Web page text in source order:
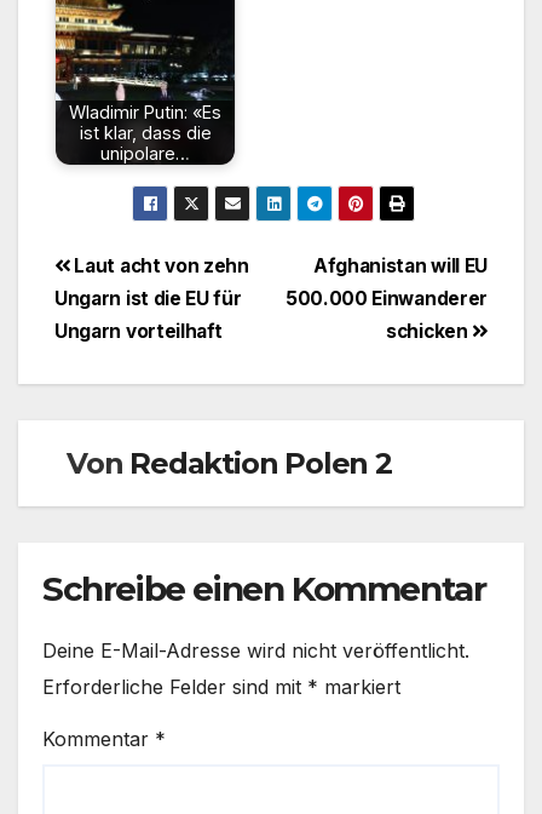
Wladimir Putin: «Es
ist klar, dass die
unipolare…
BeitragsnavigationAfghanistan will EU
500.000 Einwanderer
schicken
Laut acht von zehn
Ungarn ist die EU für
Ungarn vorteilhaft
Von Redaktion Polen 2
Schreibe einen Kommentar
Deine E-Mail-Adresse wird nicht veröffentlicht.
Erforderliche Felder sind mit * markiert
Kommentar *